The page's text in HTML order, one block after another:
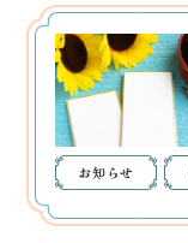
お知らせ